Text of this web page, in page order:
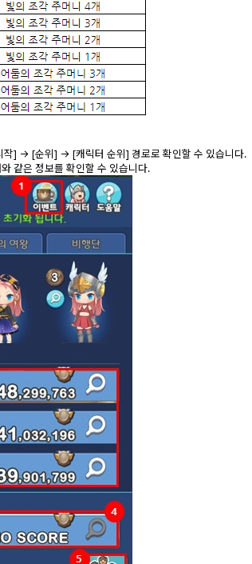
작] → [순위] → [캐릭터 순위] 경로로 확인할 수 있습니다.
같은 정보를 확인할 수 있습니다.